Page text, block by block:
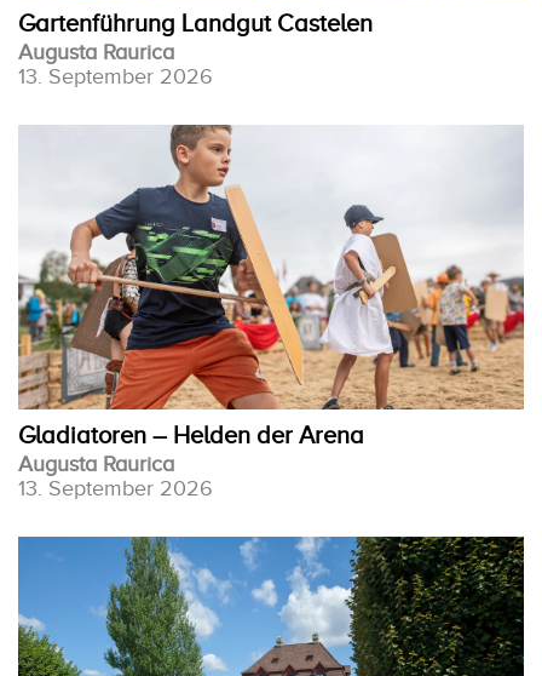
Gartenführung Landgut Castelen
Augusta Raurica
13. September 2026
Gladiatoren – Helden der Arena
Augusta Raurica
13. September 2026